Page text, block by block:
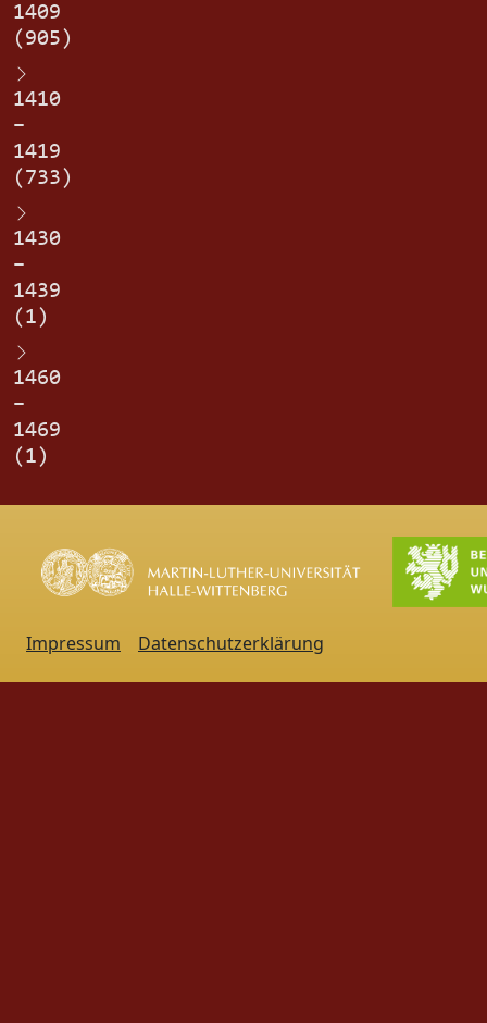
1409
(905)
1410
–
1419
(733)
1430
–
1439
(1)
1460
–
1469
(1)
Impressum Datenschutzerklärung